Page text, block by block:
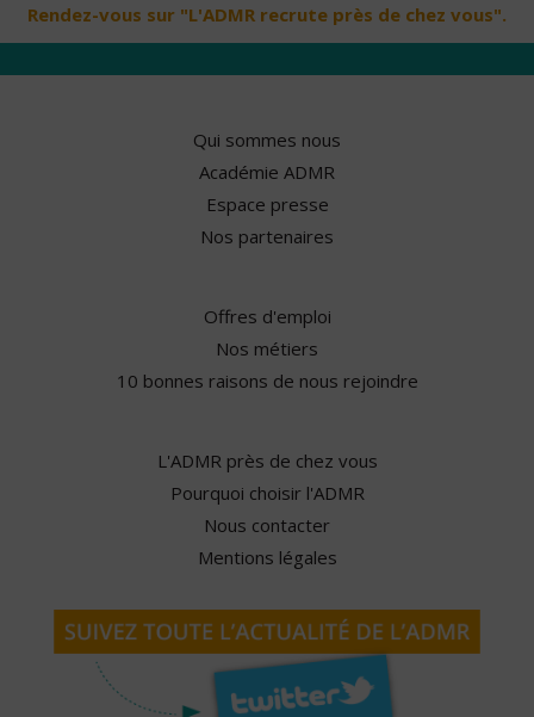
Rendez-vous sur "L'ADMR recrute près de chez vous".
Qui sommes nous
Académie ADMR
Espace presse
Nos partenaires
Offres d'emploi
Nos métiers
10 bonnes raisons de nous rejoindre
L'ADMR près de chez vous
Pourquoi choisir l'ADMR
Nous contacter
Mentions légales